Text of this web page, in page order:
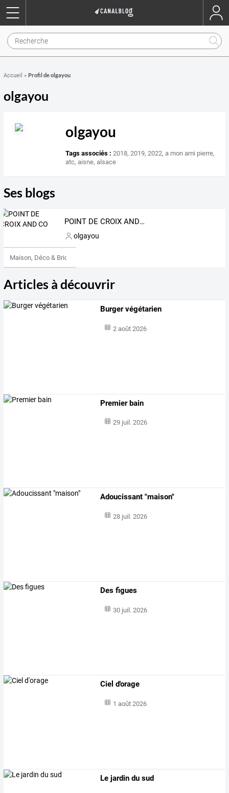
Accueil » Profil de olgayou
olgayou
olgayou
Tags associés : 2018,2019,2022,a mon ami pierre,
atc,aisne,alsace
Ses blogs
POINT DE CROIX AND CO
olgayou
Maison, Déco & Bricolage
Articles à découvrir
Burger végétarien
2 août 2026
Premier bain
29 juil. 2026
Adoucissant "maison"
28 juil. 2026
Des figues
30 juil. 2026
Ciel d'orage
1 août 2026
Le jardin du sud